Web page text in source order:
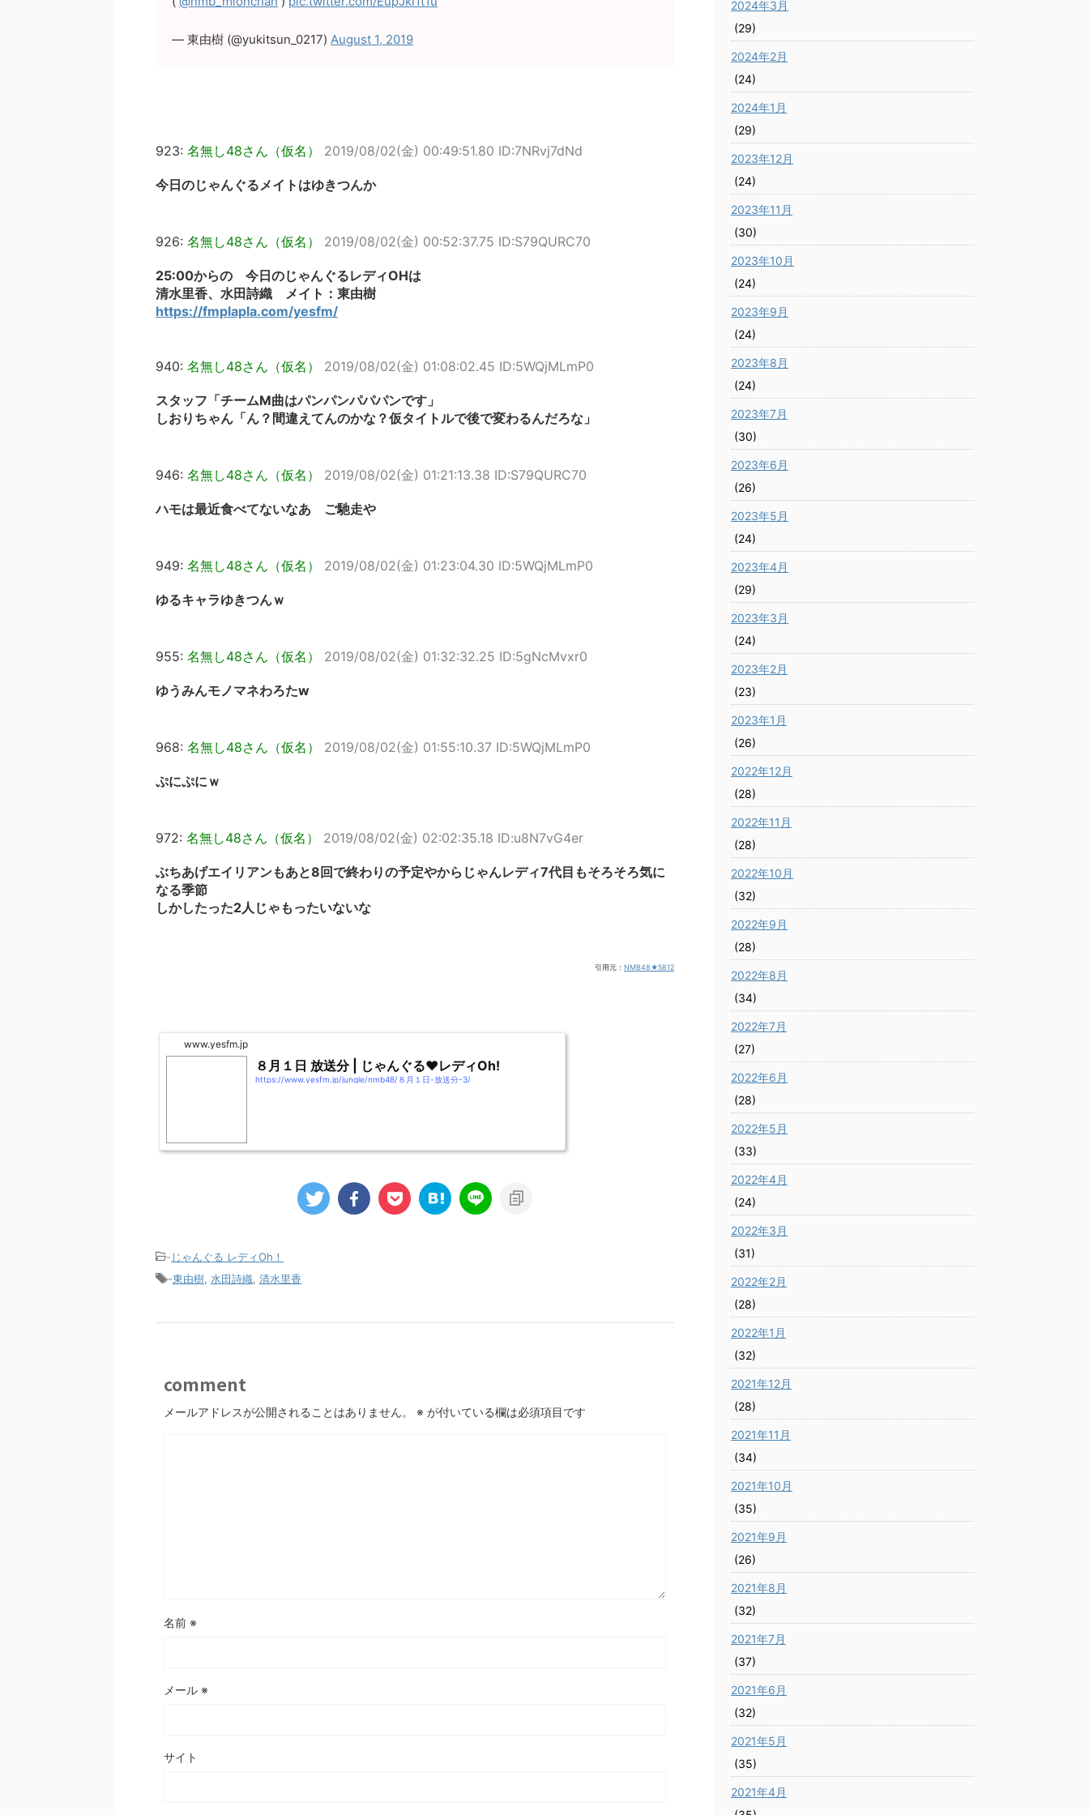
— 東由樹 (@yukitsun_0217) August 1, 2019
923: 名無し48さん（仮名） 2019/08/02(金) 00:49:51.80 ID:7NRvj7dNd
今日のじゃんぐるメイトはゆきつんか
926: 名無し48さん（仮名） 2019/08/02(金) 00:52:37.75 ID:S79QURC70
25:00からの 今日のじゃんぐるレディOHは
清水里香、水田詩織 メイト：東由樹
https://fmplapla.com/yesfm/
940: 名無し48さん（仮名） 2019/08/02(金) 01:08:02.45 ID:5WQjMLmP0
スタッフ「チームM曲はパンパンパパパンです」
しおりちゃん「ん？間違えてんのかな？仮タイトルで後で変わるんだろな」
946: 名無し48さん（仮名） 2019/08/02(金) 01:21:13.38 ID:S79QURC70
ハモは最近食べてないなあ ご馳走や
949: 名無し48さん（仮名） 2019/08/02(金) 01:23:04.30 ID:5WQjMLmP0
ゆるキャラゆきつんｗ
955: 名無し48さん（仮名） 2019/08/02(金) 01:32:32.25 ID:5gNcMvxr0
ゆうみんモノマネわろたw
968: 名無し48さん（仮名） 2019/08/02(金) 01:55:10.37 ID:5WQjMLmP0
ぷにぷにｗ
972: 名無し48さん（仮名） 2019/08/02(金) 02:02:35.18 ID:u8N7vG4er
ぶちあげエイリアンもあと8回で終わりの予定やからじゃんレディ7代目もそろそろ気に
なる季節
しかしたった2人じゃもったいないな
引用元： NMB48★5812
www.yesfm.jp
８月１日 放送分 | じゃんぐる♥レディOh!
https://www.yesfm.jp/jungle/nmb48/８月１日-放送分-3/
- じゃんぐる レディOh！
-東由樹 水田詩織 清水里香
comment
メールアドレスが公開されることはありません。 ※ が付いている欄は必須項目です
名前 ※
メール ※
サイト
2024年3月
(29)
2024年2月
(24)
2024年1月
(29)
2023年12月
(24)
2023年11月
(30)
2023年10月
(24)
2023年9月
(24)
2023年8月
(24)
2023年7月
(30)
2023年6月
(26)
2023年5月
(24)
2023年4月
(29)
2023年3月
(24)
2023年2月
(23)
2023年1月
(26)
2022年12月
(28)
2022年11月
(28)
2022年10月
(32)
2022年9月
(28)
2022年8月
(34)
2022年7月
(27)
2022年6月
(28)
2022年5月
(33)
2022年4月
(24)
2022年3月
(31)
2022年2月
(28)
2022年1月
(32)
2021年12月
(28)
2021年11月
(34)
2021年10月
(35)
2021年9月
(26)
2021年8月
(32)
2021年7月
(37)
2021年6月
(32)
2021年5月
(35)
2021年4月